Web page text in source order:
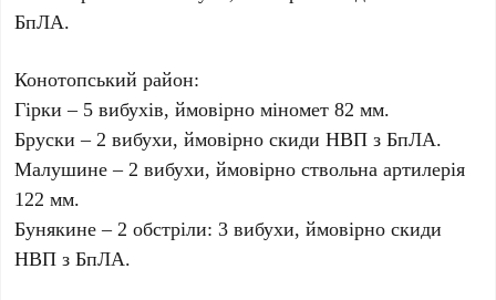
БпЛА.
Конотопський район:
Гірки – 5 вибухів, ймовірно міномет 82 мм.
Бруски – 2 вибухи, ймовірно скиди НВП з БпЛА.
Малушине – 2 вибухи, ймовірно ствольна артилерія
122 мм.
Бунякине – 2 обстріли: 3 вибухи, ймовірно скиди
НВП з БпЛА.